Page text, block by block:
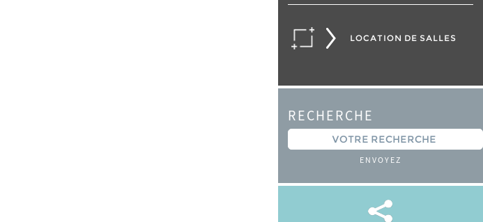
LOCATION DE SALLES
RECHERCHE
ENVOYEZ